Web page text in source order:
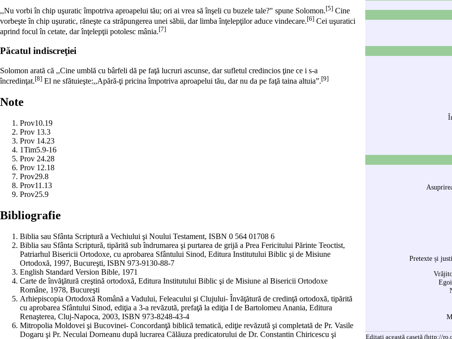
Pretexte și
Editați această casetă
,,Nu vorbi în chip uşuratic împotriva aproapelui tău; ori ai vrea să înşeli cu buzele tale?" spune Solomon.[5] Cine
vorbeşte în chip uşuratic, răneşte ca străpungerea unei săbii, dar limba înţelepţilor aduce vindecare.[6] Cei uşuratici
aprind focul în cetate, dar înţelepţii potolesc mânia.[7]
Păcatul indiscreţiei
Solomon arată că ,,Cine umblă cu bârfeli dă pe faţă lucruri ascunse, dar sufletul credincios ţine ce i s-a
încredinţat.[8] El ne sfătuieşte:,,Apără-ţi pricina împotriva aproapelui tău, dar nu da pe faţă taina altuia”.[9]
Note
Prov10.19
Prov 13.3
Prov 14.23
1Tim5.9-16
Prov 24.28
Prov 12.18
Prov29.8
Prov11.13
Prov25.9
Bibliografie
Biblia sau Sfânta Scriptură a Vechiului şi Noului Testament, ISBN 0 564 01708 6
Biblia sau Sfânta Scriptură, tipărită sub îndrumarea şi purtarea de grijă a Prea Fericitului Părinte Teoctist,
Patriarhul Bisericii Ortodoxe, cu aprobarea Sfântului Sinod, Editura Institutului Biblic şi de Misiune
Ortodoxă, 1997, Bucureşti, ISBN 973-9130-88-7
English Standard Version Bible, 1971
Carte de învăţătură creştină ortodoxă, Editura Institutului Biblic şi de Misiune al Bisericii Ortodoxe
Române, 1978, Bucureşti
Arhiepiscopia Ortodoxă Română a Vadului, Feleacului şi Clujului- Învăţătură de credinţă ortodoxă, tipărită
cu aprobarea Sfântului Sinod, ediţia a 3-a revăzută, prefaţă la ediţia I de Bartolomeu Anania, Editura
Renaşterea, Cluj-Napoca, 2003, ISBN 973-8248-43-4
Mitropolia Moldovei şi Bucovinei- Concordanţă biblică tematică, ediţie revăzută şi completată de Pr. Vasile
Dogaru şi Pr. Neculai Dorneanu după lucrarea Călăuza predicatorului de Dr. Constantin Chiricescu şi